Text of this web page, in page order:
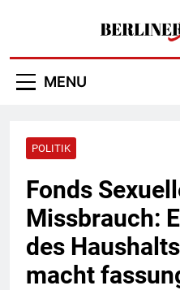
MENU
POLITIK
Fonds
Missbrauch:
des
macht